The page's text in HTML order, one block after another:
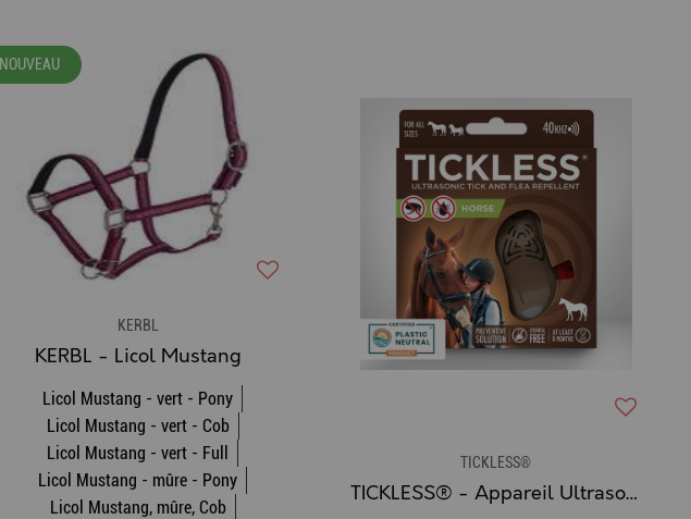
NOUVEAU
KERBL
KERBL - Licol Mustang
Licol Mustang - vert - Pony
Licol Mustang - vert - Cob
Licol Mustang - vert - Full
Licol Mustang - mûre - Pony
Licol Mustang, mûre, Cob
TICKLESS®
TICKLESS® - Appareil Ultrason Repousse Tiques & Puces pour Chevaux